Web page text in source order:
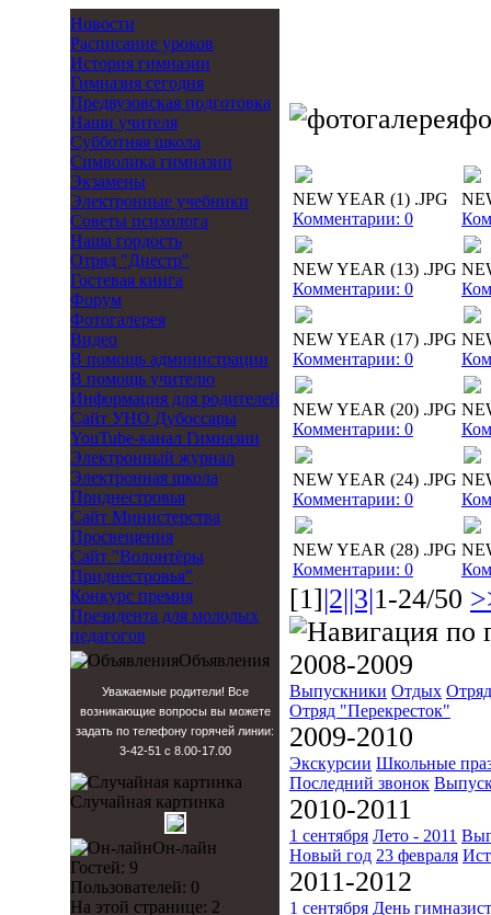
Новости
Расписание уроков
История гимназии
Гимназия сегодня
Предвузовская подготовка
Наши учителя
Субботняя школа
Символика гимназии
Экзамены
Электронные учебники
Советы психолога
Наша гордость
Отряд "Днестр"
Гостевая книга
Форум
Фотогалерея
Видео
В помощь администрации
В помощь учителю
Информация для родителей
Cайт УНО Дубоссары
YouTube-канал Гимназии
Электронный журнал
Электронная школа
Приднестровья
Сайт Министерства
Просвещения
Сайт "Волонтёры
Приднестровья"
Конкурс премия
Президента для молодых
педагогов
Объявления
Уважаемые родители! Все
возникающие вопросы вы можете
задать по телефону горячей линии:
3-42-51 с 8.00-17.00
Случайная картинка
Он-лайн
Гостей: 9
Пользователей: 0
На этой странице: 2
NEW YEAR (1) .JPG
Комментарии: 0
NEW YEAR (13) .JPG
Комментарии: 0
NEW YEAR (17) .JPG
Комментарии: 0
NEW YEAR (20) .JPG
Комментарии: 0
NEW YEAR (24) .JPG
Комментарии: 0
NEW YEAR (28) .JPG
Комментарии: 0
[1]|2||3|1-24/50
2008-2009
Выпускники Отдых
Отряд "Перекресток"
2009-2010
Экскурсии Школьные
Последний звонок
2010-2011
1 сентября Лето - 2011
Новый год 23 февраля
2011-2012
1 сентября День